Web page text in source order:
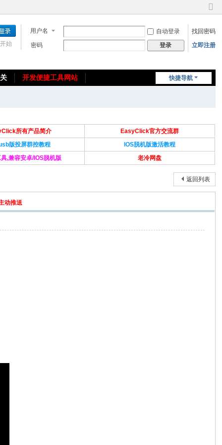
切
到
窄
用户名 自动登录
找回密码
密码
登录 立即注册
始
快捷导航
开发便捷工具网站
所有产品简介
EasyClick官方交流群
版投屏群控教程
IOS脱机版激活教程
,兼容安卓/IOS脱机版
老冷网盘
返回列表
动推送